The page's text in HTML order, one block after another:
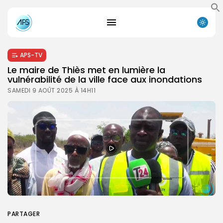
APS-TV
Le maire de Thiès met en lumière la
vulnérabilité de la ville face aux inondations
SAMEDI 9 AOÛT 2025 À 14H11
PARTAGER